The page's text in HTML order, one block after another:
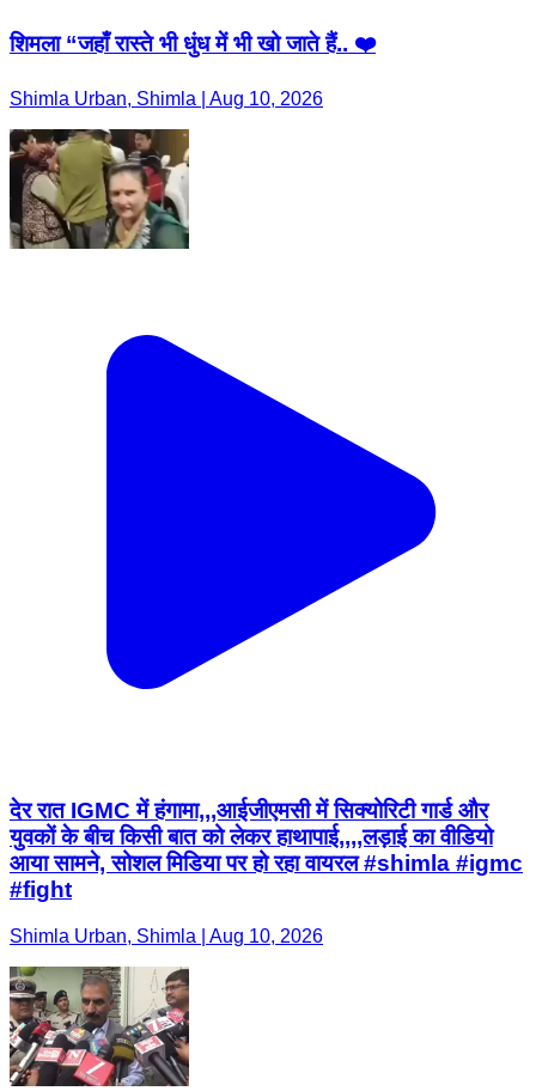
शिमला “जहाँ रास्ते भी धुंध में भी खो जाते हैं.. ❤️
Shimla Urban, Shimla | Aug 10, 2026
देर रात IGMC में हंगामा,,,आईजीएमसी में सिक्योरिटी गार्ड और
युवकों के बीच किसी बात को लेकर हाथापाई,,,,लड़ाई का वीडियो
आया सामने, सोशल मिडिया पर हो रहा वायरल #shimla #igmc
#fight
Shimla Urban, Shimla | Aug 10, 2026